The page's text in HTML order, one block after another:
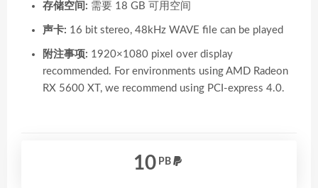
存储空间: 需要 18 GB 可用空间
声卡: 16 bit stereo, 48kHz WAVE file can be played
附注事项: 1920×1080 pixel over display
recommended. For environments using AMD Radeon
RX 5600 XT, we recommend using PCI-express 4.0.
10 PB